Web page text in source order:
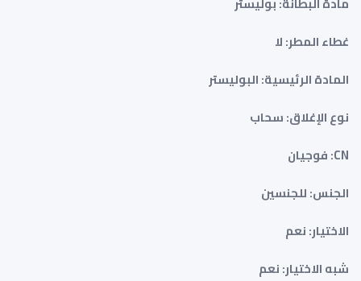
غطاء المطر: لا
المادة الرئيسية: البوليستر
نوع الإغلاق: سحاب
CN: فوجيان
الجنس: للجنسين
الاختيار: نعم
شبه الاختيار: نعم